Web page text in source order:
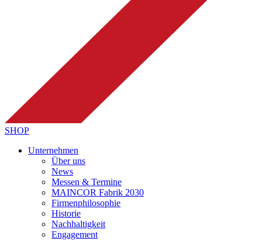
SHOP
Unternehmen
Über uns
News
Messen & Termine
MAINCOR Fabrik 2030
Firmenphilosophie
Historie
Nachhaltigkeit
Engagement